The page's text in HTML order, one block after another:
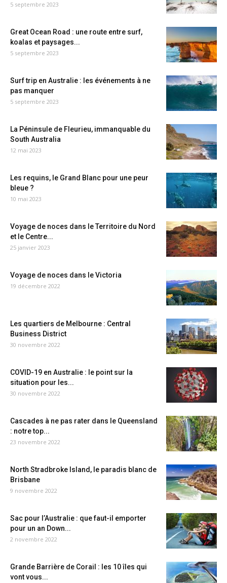
5 septembre 2023
Great Ocean Road : une route entre surf,
koalas et paysages...
5 septembre 2023
Surf trip en Australie : les événements à ne
pas manquer
5 septembre 2023
La Péninsule de Fleurieu, immanquable du
South Australia
12 mai 2023
Les requins, le Grand Blanc pour une peur
bleue ?
10 mai 2023
Voyage de noces dans le Territoire du Nord
et le Centre...
25 janvier 2023
Voyage de noces dans le Victoria
19 décembre 2022
Les quartiers de Melbourne : Central
Business District
30 novembre 2022
COVID-19 en Australie : le point sur la
situation pour les...
30 novembre 2022
Cascades à ne pas rater dans le Queensland
: notre top...
23 novembre 2022
North Stradbroke Island, le paradis blanc de
Brisbane
9 novembre 2022
Sac pour l’Australie : que faut-il emporter
pour un an Down...
2 novembre 2022
Grande Barrière de Corail : les 10 îles qui
vont vous...